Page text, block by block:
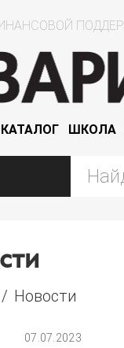
КАТАЛОГ ШКОЛА
/ Новости
07.07.2023